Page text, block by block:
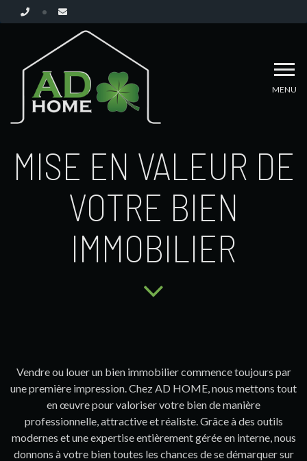
MENU
MISE EN VALEUR DE
VOTRE BIEN
IMMOBILIER
Vendre ou louer un bien immobilier commence toujours par
une première impression. Chez AD HOME, nous mettons tout
en œuvre pour valoriser votre bien de manière
professionnelle, attractive et réaliste. Grâce à des outils
modernes et une expertise entièrement gérée en interne, nous
donnons à votre bien toutes les chances de se démarquer sur